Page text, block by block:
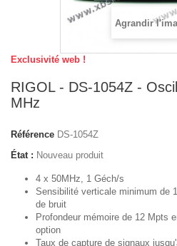
Agrandir
Exclusivité web !
RIGOL - DS-1054Z -
MHz
Référence DS-1054Z
État : Nouveau produit
4 x 50MHz, 1 Géch/s
Sensibilité verticale minimum de
de bruit
Profondeur mémoire de 12 Mpts
option
Taux de capture de signaux